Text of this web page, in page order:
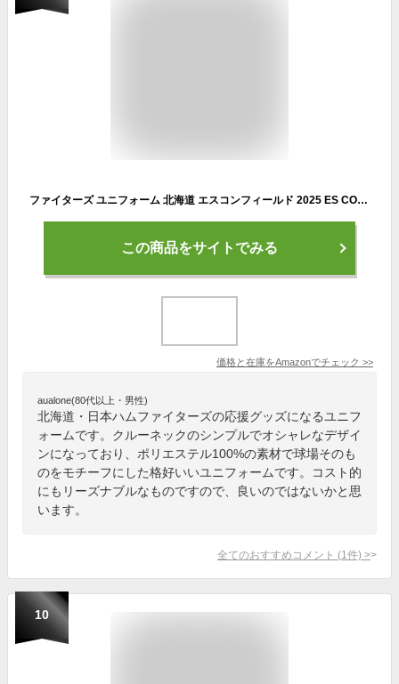
ファイターズ ユニフォーム 北海道 エスコンフィールド 2025 ES CON FIELD HOKKAIDO シリーズ 限定 Fighters フリーサイズ 最新 ユニホーム
この商品をサイトでみる
価格と在庫をAmazonでチェック >>
aualone(80代以上・男性)
北海道・日本ハムファイターズの応援グッズになるユニフ
ォームです。クルーネックのシンプルでオシャレなデザイ
ンになっており、ポリエステル100%の素材で球場そのも
のをモチーフにした格好いいユニフォームです。コスト的
にもリーズナブルなものですので、良いのではないかと思
います。
全てのおすすめコメント (1 件) >
10